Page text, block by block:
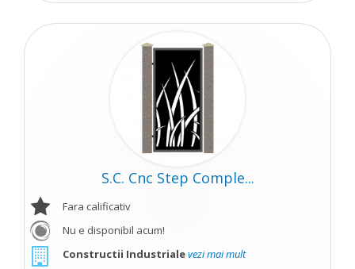
S.C. Cnc Step Comple...
Fara calificativ
Nu e disponibil acum!
Constructii Industrialevezi mai mult